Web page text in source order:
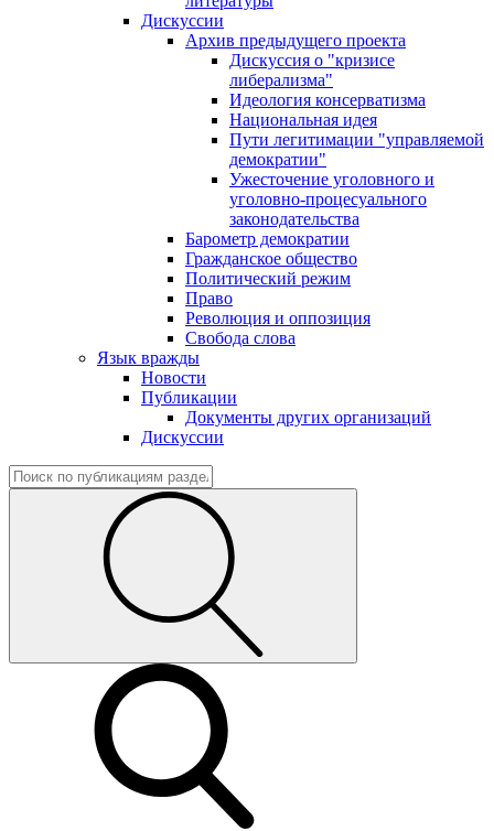
Дискуссии
Архив предыдущего проекта
Дискуссия о "кризисе
либерализма"
Идеология консерватизма
Национальная идея
Пути легитимации "управляемой
демократии"
Ужесточение уголовного и
уголовно-процесуального
законодательства
Барометр демократии
Гражданское общество
Политический режим
Право
Революция и оппозиция
Свобода слова
Язык вражды
Новости
Публикации
Документы других организаций
Дискуссии